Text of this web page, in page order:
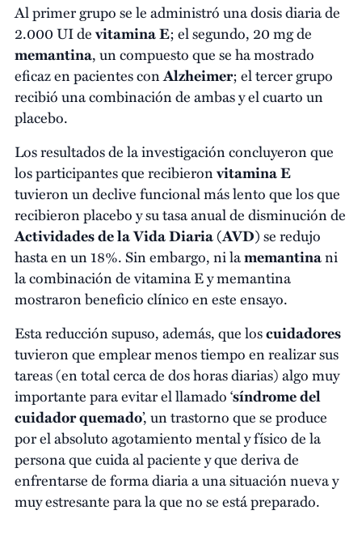
Al primer grupo se le administró una dosis diaria de
2.000 UI devitamina E; el segundo, 20 mg de
memantina, un compuesto que se ha mostrado
eficaz en pacientes conAlzheimer; el tercer grupo
recibió una combinación de ambas y el cuarto un
placebo.
Los resultados de la investigación concluyeron que
los participantes que recibieronvitamina E
tuvieron un declive funcional más lento que los que
recibieron placebo y su tasa anual de disminución de
Actividades de la Vida Diaria (AVD)se redujo
hasta en un 18%. Sin embargo, ni lamemantinani
la combinación de vitamina E y memantina
mostraron beneficio clínico en este ensayo.
Esta reducción supuso, además, que loscuidadores
tuvieron que emplear menos tiempo en realizar sus
tareas (en total cerca de dos horas diarias) algo muy
importante para evitar el llamado ‘síndrome del
cuidador quemado’, un trastorno que se produce
por el absoluto agotamiento mental y físico de la
persona que cuida al paciente y que deriva de
enfrentarse de forma diaria a una situación nueva y
muy estresante para la que no se está preparado.